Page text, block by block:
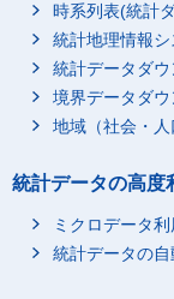
時系列表(統計
統計地理情報シ
統計データダウ
境界データダウ
地域（社会・人
統計データの高度
ミクロデータ利
統計データの